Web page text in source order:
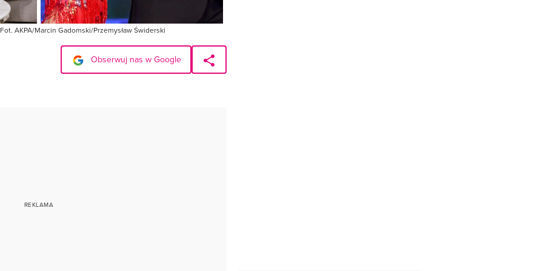
AKPA/Marcin Gadomski/Przemysław Świderski
Obserwuj nas w Google